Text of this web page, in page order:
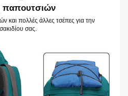
παπουτσιών
και πολλές άλλες τσέπες για την
σας.